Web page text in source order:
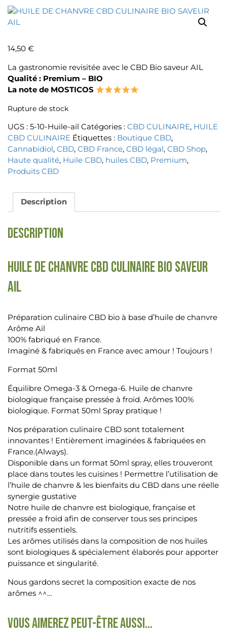
14,50 €
La gastronomie revisitée avec le CBD Bio saveur AIL
Qualité : Premium – BIO
La note de MOSTICOS
Rupture de stock
UGS : 5-10-Huile-ail Catégories : CBD CULINAIRE, HUILE
CBD CULINAIRE Étiquettes : Boutique CBD,
Cannabidiol, CBD, CBD France, CBD légal, CBD Shop,
Haute qualité, Huile CBD, huiles CBD, Premium,
Produits CBD
Description
Description
HUILE DE CHANVRE CBD CULINAIRE BIO SAVEUR
AIL
Préparation culinaire CBD bio à base d’huile de chanvre
Arôme Ail
100% fabriqué en France.
Imaginé & fabriqués en France avec amour ! Toujours !
Format 50ml
Équilibre Omega-3 & Omega-6. Huile de chanvre
biologique française pressée à froid. Arômes 100%
biologique. Format 50ml Spray pratique !
Nos préparation culinaire CBD sont totalement
innovantes ! Entièrement imaginées & fabriquées en
France.(Always).
Disponible dans un format 50ml spray, elles trouveront
place dans toutes les cuisines ! Permettre l’utilisation de
l’huile de chanvre & les bienfaits du CBD dans une réelle
synergie gustative
Notre huile de chanvre est biologique, française et
pressée a froid afin de conserver tous ses principes
nutritifs essentiels.
Les arômes utilisés dans la composition de nos huiles
sont biologiques & spécialement élaborés pour apporter
puissance et singularité.
Nous gardons secret la composition exacte de nos
arômes ^^…
Vous aimerez peut-être aussi…